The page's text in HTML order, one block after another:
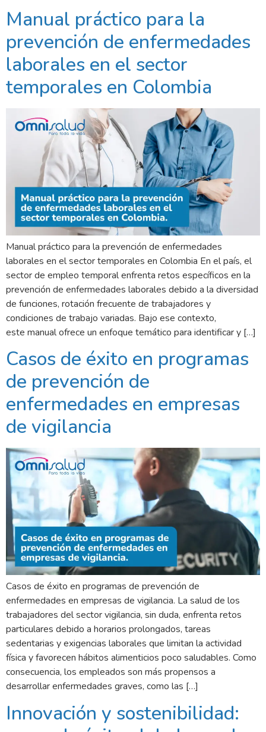
Manual práctico para la
prevención de enfermedades
laborales en el sector
temporales en Colombia
Manual práctico para la prevención de enfermedades
laborales en el sector temporales en Colombia En el país, el
sector de empleo temporal enfrenta retos específicos en la
prevención de enfermedades laborales debido a la diversidad
de funciones, rotación frecuente de trabajadores y
condiciones de trabajo variadas. Bajo ese contexto,
este manual ofrece un enfoque temático para identificar y […]
Casos de éxito en programas
de prevención de
enfermedades en empresas
de vigilancia
Casos de éxito en programas de prevención de
enfermedades en empresas de vigilancia. La salud de los
trabajadores del sector vigilancia, sin duda, enfrenta retos
particulares debido a horarios prolongados, tareas
sedentarias y exigencias laborales que limitan la actividad
física y favorecen hábitos alimenticios poco saludables. Como
consecuencia, los empleados son más propensos a
desarrollar enfermedades graves, como las […]
Innovación y sostenibilidad: